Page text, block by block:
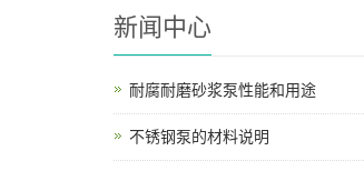
新闻中心
耐腐耐磨砂浆泵性能和用途
不锈钢泵的材料说明